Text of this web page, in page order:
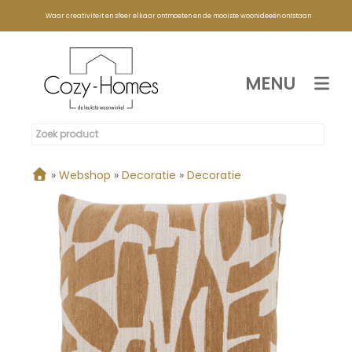
Waar creativiteit en sfeer elkaar ontmoeten en de mooiste woonideeën ontstaan
MENU
» Webshop » Decoratie » Decoratie